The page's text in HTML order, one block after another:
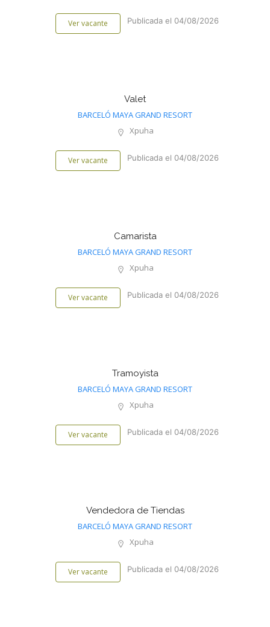
Ver vacante Publicada el 04/08/2026
Valet
BARCELÓ MAYA GRAND RESORT
Xpuha
Ver vacante Publicada el 04/08/2026
Camarista
BARCELÓ MAYA GRAND RESORT
Xpuha
Ver vacante Publicada el 04/08/2026
Tramoyista
BARCELÓ MAYA GRAND RESORT
Xpuha
Ver vacante Publicada el 04/08/2026
Vendedora de Tiendas
BARCELÓ MAYA GRAND RESORT
Xpuha
Ver vacante Publicada el 04/08/2026